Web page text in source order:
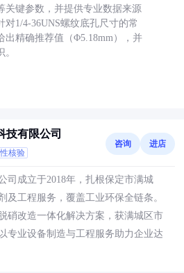
关键参数，并提供专业数据来源
对1/4-36UNS螺纹底孔尺寸的常
出精确推荐值（Φ5.18mm），并
技有限公司
核验
咨询 进店
司成立于2018年，扎根保定市满城
及工程服务，覆盖工业环保全链条。
硝改造一体化解决方案，获满城区市
专业设备制造与工程服务助力企业达